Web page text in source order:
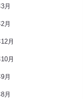
月
月
月
月
月
月